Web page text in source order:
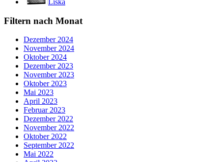
Filtern nach Monat
Dezember 2024
November 2024
Oktober 2024
Dezember 2023
November 2023
Oktober 2023
Mai 2023
April 2023
Februar 2023
Dezember 2022
November 2022
Oktober 2022
September 2022
Mai 2022